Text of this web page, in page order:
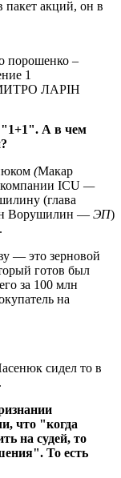
пакет акций, он в
ЛАРІН
А в чем
(Макар
ICU —
(глава
Ворушилин — ЭП)
— это зерновой
готов был
за 100 млн
на
сидел то в
что "когда
на судей, то
То есть